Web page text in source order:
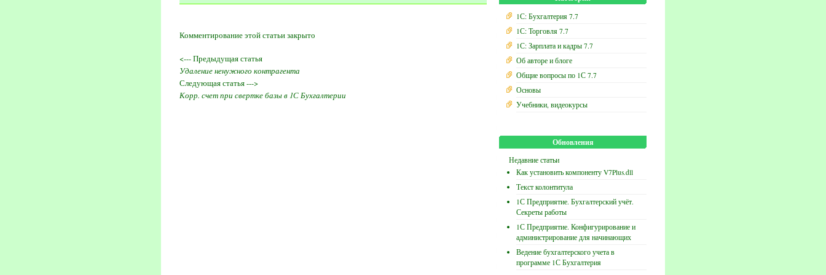
1С: Бухгалтерия 7.7
1С: Торговля 7.7
1С: Зарплата и кадры 7.7
Об авторе и блоге
Общие вопросы по 1С 7.7
Основы
Учебники, видеокурсы
Обновления
Недавние статьи
Как установить компоненту V7Plus.dll
Текст колонтитула
1С Предприятие. Бухгалтерский учёт.
Секреты работы
1С Предприятие. Конфигурирование и
администрирование для начинающих
Ведение бухгалтерского учета в
программе 1С Бухгалтерия
Комментирование этой статьи закрыто
<--- Предыдущая статья
Удаление ненужного контрагента
Следующая статья --->
Корр. счет при свертке базы в 1С Бухгалтерии